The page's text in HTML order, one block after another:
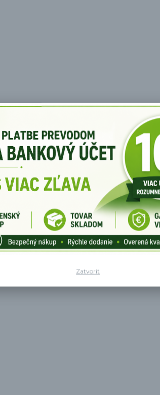
korku z vínovéj flaše.
Zatvoriť